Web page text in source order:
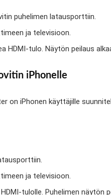
puhelimen latausporttiin.
ja televisioon.
HDMI-tulo. Näytön peilaus
iPhonelle
on iPhonen käyttäjille
ja televisioon.
tulolle. Puhelimen näytön